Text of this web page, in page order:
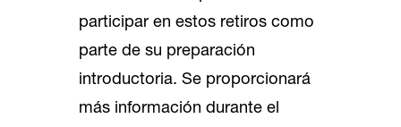
participar en estos retiros como
parte de su preparación
introductoria. Se proporcionará
más información durante el